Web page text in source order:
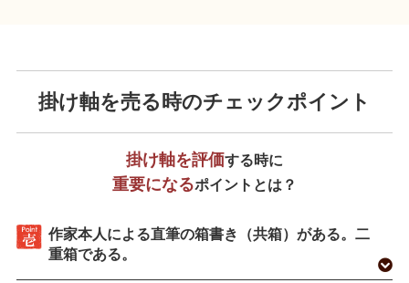
掛け軸を売る時のチェックポイント
掛け軸を評価する時に
重要になるポイントとは？
作家本人による直筆の箱書き（共箱）がある。二
重箱である。